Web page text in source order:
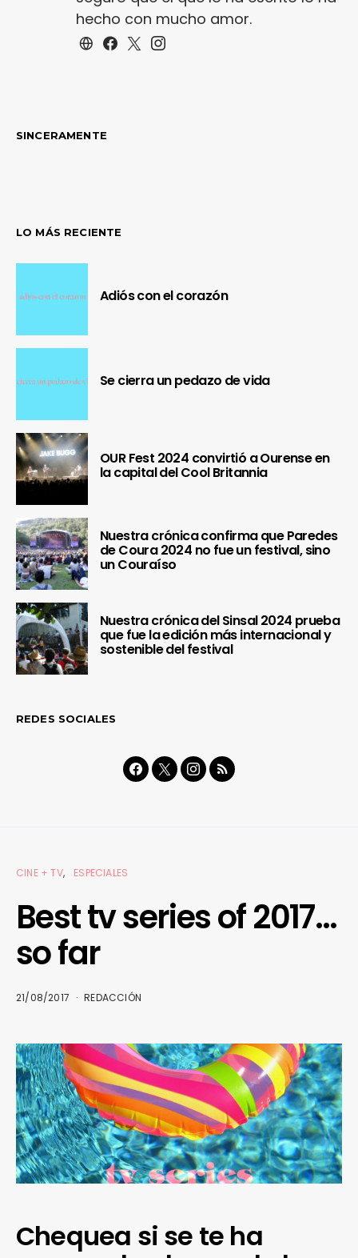
hecho con mucho amor.
SINCERAMENTE
LO MÁS RECIENTE
Adiós con el corazón
Se cierra un pedazo de vida
OUR Fest 2024 convirtió a Ourense en
la capital del Cool Britannia
Nuestra crónica confirma que Paredes
de Coura 2024 no fue un festival, sino
un Couraíso
Nuestra crónica del Sinsal 2024 prueba
que fue la edición más internacional y
sostenible del festival
REDES SOCIALES
CINE + TV ESPECIALES
Best tv series of 2017…
so far
21/08/2017 REDACCIÓN
Chequea si se te ha